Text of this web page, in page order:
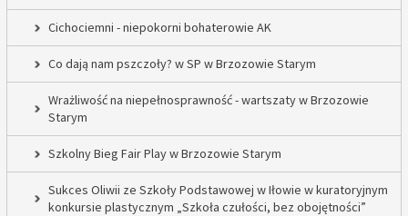
Cichociemni - niepokorni bohaterowie AK
Co dają nam pszczoły? w SP w Brzozowie Starym
Wrażliwość na niepełnosprawność - wartszaty w Brzozowie
Starym
Szkolny Bieg Fair Play w Brzozowie Starym
Sukces Oliwii ze Szkoły Podstawowej w Iłowie w kuratoryjnym
konkursie plastycznym „Szkoła czułości, bez obojętności”